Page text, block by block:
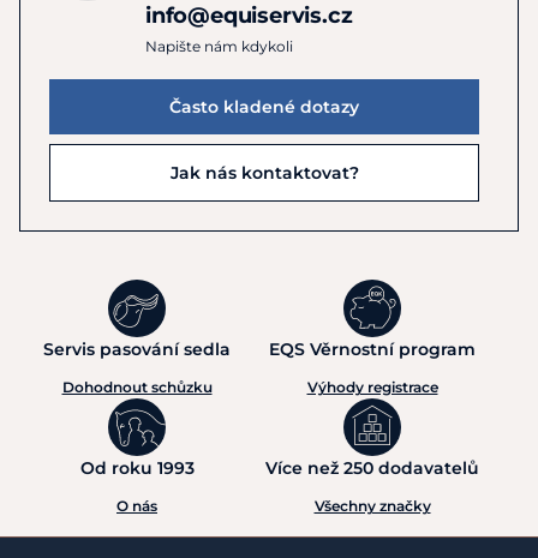
info@equiservis.cz
Napište nám kdykoli
Často kladené dotazy
Jak nás kontaktovat?
Servis pasování sedla
Dohodnout schůzku
EQS Věrnostní program
Výhody registrace
Od roku 1993
O nás
Více než 250 dodavatelů
Všechny značky